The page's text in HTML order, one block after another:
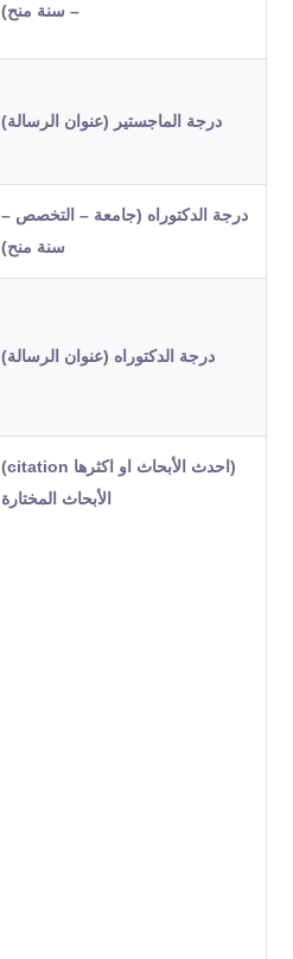
– سنة منح)
درجة الماجستير (عنوان الرسالة)
درجة الدكتوراه (جامعة – التخصص –
سنة منح)
درجة الدكتوراه (عنوان الرسالة)
(احدث الأبحاث او اكثرها citation)
الأبحاث المختارة